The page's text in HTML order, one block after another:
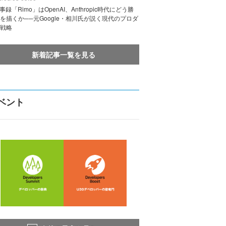
録「Rimo」はOpenAI、Anthropic時代にどう勝
描くか──元Google・相川氏が説く現代のプロダ
略
新着記事一覧を見る
ント